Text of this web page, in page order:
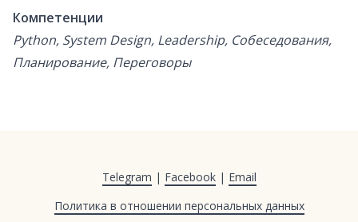
Компетенции
Python, System Design, Leadership, Собеседования,
Планирование, Переговоры
Telegram | Facebook| Email
Политика в отношении персональных данных